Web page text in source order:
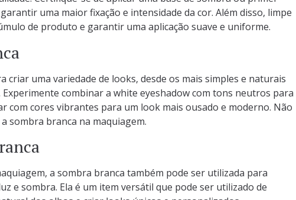
uma maior fixação e intensidade da cor. Além disso, limpe
de produto e garantir uma aplicação suave e uniforme.
criar uma variedade de looks, desde os mais simples e naturais
combinar a white eyeshadow com tons neutros para
com cores vibrantes para um look mais ousado e moderno. Não
sombra branca na maquiagem.
a sombra branca também pode ser utilizada para
e sombra. Ela é um item versátil que pode ser utilizado de